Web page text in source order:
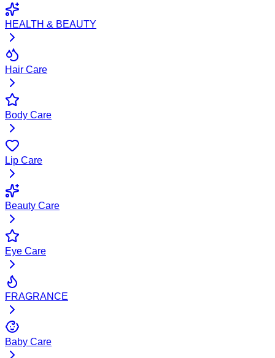
HEALTH & BEAUTY
Hair Care
Body Care
Lip Care
Beauty Care
Eye Care
FRAGRANCE
Baby Care